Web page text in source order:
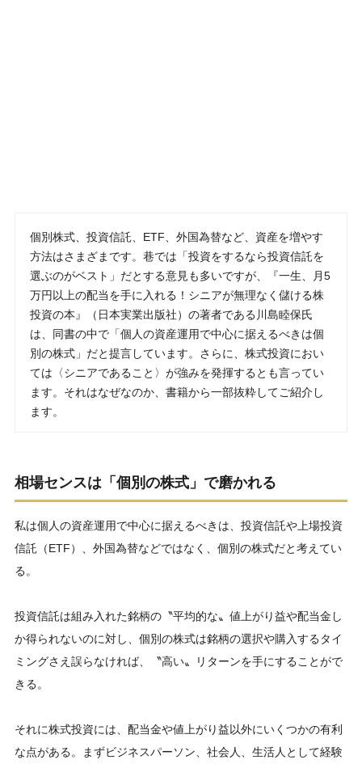
個別株式、投資信託、ETF、外国為替など、資産を増やす
方法はさまざまです。巷では「投資をするなら投資信託を
選ぶのがベスト」だとする意見も多いですが、『一生、月5
万円以上の配当を手に入れる！シニアが無理なく儲ける株
投資の本』（日本実業出版社）の著者である川島睦保氏
は、同書の中で「個人の資産運用で中心に据えるべきは個
別の株式」だと提言しています。さらに、株式投資におい
ては〈シニアであること〉が強みを発揮するとも言ってい
ます。それはなぜなのか、書籍から一部抜粋してご紹介し
ます。
相場センスは「個別の株式」で磨かれる
私は個人の資産運用で中心に据えるべきは、投資信託や上場投資
信託（ETF）、外国為替などではなく、個別の株式だと考えてい
る。
投資信託は組み入れた銘柄の〝平均的な〟値上がり益や配当金し
か得られないのに対し、個別の株式は銘柄の選択や購入するタイ
ミングさえ誤らなければ、〝高い〟リターンを手にすることがで
きる。
それに株式投資には、配当金や値上がり益以外にいくつかの有利
な点がある。まずビジネスパーソン、社会人、生活人として経験